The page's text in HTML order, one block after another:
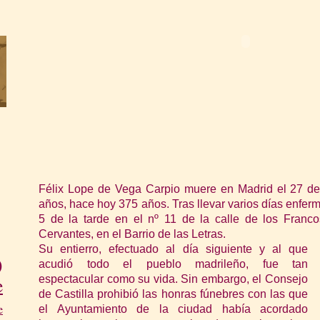
Félix Lope de Vega Carpio muere en Madrid el 27
años, hace hoy 375 años. Tras llevar varios días
5 de la tarde en el nº 11 de la calle de los
Cervantes, en el Barrio de las Letras.
Su entierro, efectuado al día siguiente y al que
acudió todo el pueblo madrileño, fue tan
espectacular como su vida. Sin embargo, el Consejo
de Castilla prohibió las honras fúnebres con las que
el Ayuntamiento de la ciudad había acordado